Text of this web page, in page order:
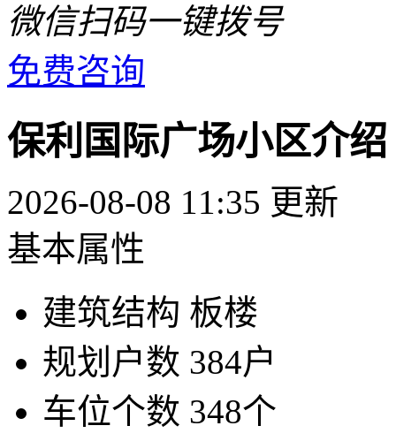
微信扫码一键拨号
免费咨询
保利国际广场小区介绍
2026-08-08 11:35 更新
基本属性
建筑结构 板楼
规划户数 384户
车位个数 348个